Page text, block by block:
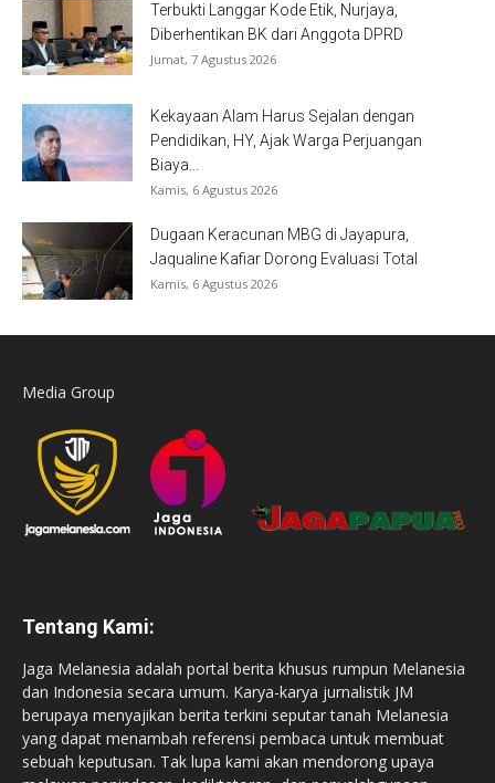
Terbukti Langgar Kode Etik, Nurjaya,
Diberhentikan BK dari Anggota DPRD
Jumat, 7 Agustus 2026
Kekayaan Alam Harus Sejalan dengan
Pendidikan, HY, Ajak Warga Perjuangan
Biaya...
Kamis, 6 Agustus 2026
Dugaan Keracunan MBG di Jayapura,
Jaqualine Kafiar Dorong Evaluasi Total
Kamis, 6 Agustus 2026
Media Group
Tentang Kami:
Jaga Melanesia adalah portal berita khusus rumpun Melanesia
dan Indonesia secara umum. Karya-karya jurnalistik JM
berupaya menyajikan berita terkini seputar tanah Melanesia
yang dapat menambah referensi pembaca untuk membuat
sebuah keputusan. Tak lupa kami akan mendorong upaya